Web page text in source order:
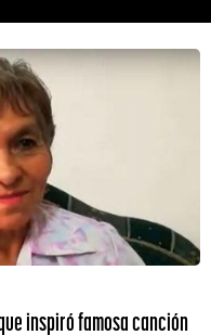
inspiró famosa canción